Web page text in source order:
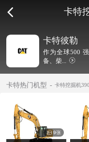
卡特
卡特彼勒
作为全球500
备、柴...
卡特热门机型 卡特挖掘机
9张